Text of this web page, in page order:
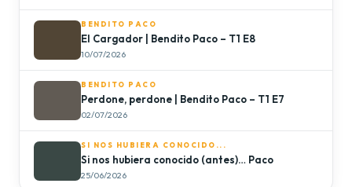
BENDITO PACO
El Cargador | Bendito Paco – T1 E8
10/07/2026
BENDITO PACO
Perdone, perdone | Bendito Paco – T1 E7
02/07/2026
SI NOS HUBIERA CONOCIDO...
Si nos hubiera conocido (antes)… Paco
25/06/2026